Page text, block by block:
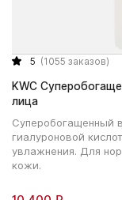
5 (1055 заказов)
KWC
лица
Суперобогащенный
гиалуроновой
увлажнения. Для
кожи.